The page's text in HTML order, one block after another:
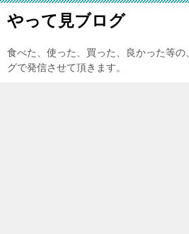
やって見ブログ
食べた、使った、買った、良かった等
グで発信させて頂きます。